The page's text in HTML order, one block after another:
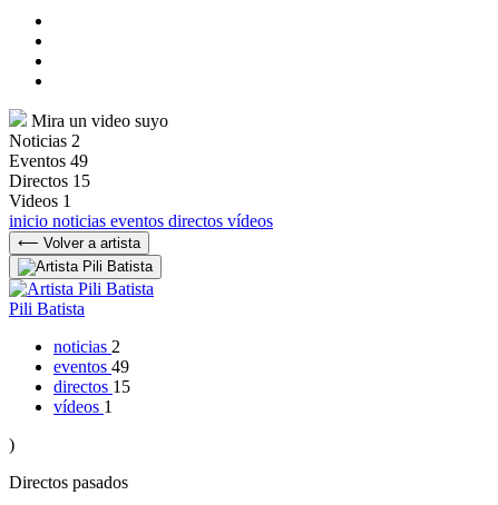
Mira un video suyo
Noticias 2
Eventos 49
Directos 15
Videos 1
inicio noticias eventos directos vídeos
⟵ Volver a artista
Pili Batista
noticias 2
eventos 49
directos 15
vídeos 1
)
Directos pasados